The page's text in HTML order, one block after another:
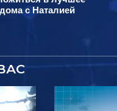
с Наталией